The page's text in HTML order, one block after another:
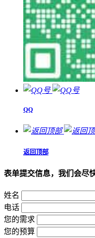
QQ
返回顶部
表单提交信息，我们会尽
姓名
电话
您的需求
您的预算